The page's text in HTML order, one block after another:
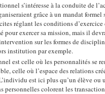
s’intéresse à la conduite de
grâce à un mandat
réglant les conditions
pour exercer sa mission, mais il
sur les formes de
institution par exemple.
est celle où les personnalités se
celle où l’espace des relations
est ici plus qu’un élève ou
personnelles colorent les